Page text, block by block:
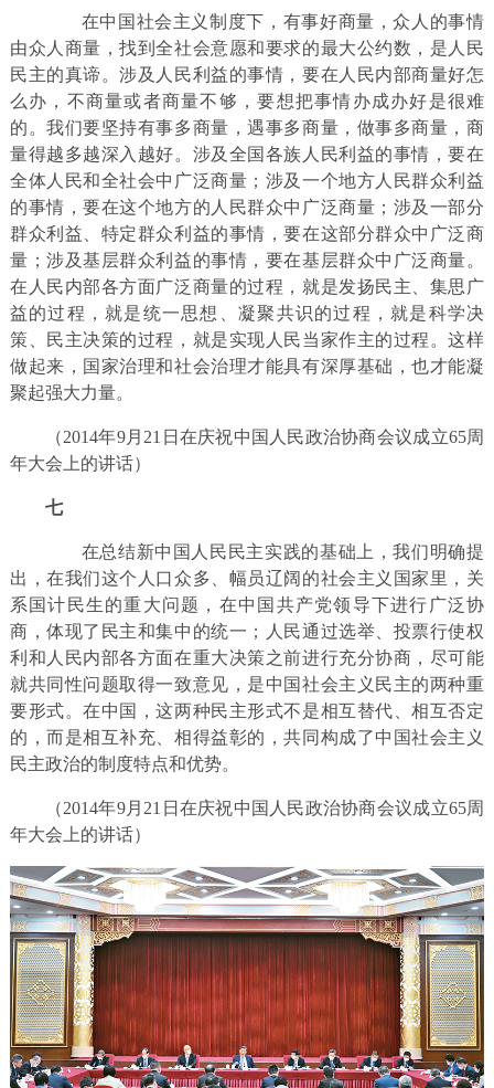
在中国社会主义制度下，有事好商量，众人的事情
由众人商量，找到全社会意愿和要求的最大公约数，是人民
民主的真谛。涉及人民利益的事情，要在人民内部商量好怎
么办，不商量或者商量不够，要想把事情办成办好是很难
的。我们要坚持有事多商量，遇事多商量，做事多商量，商
量得越多越深入越好。涉及全国各族人民利益的事情，要在
全体人民和全社会中广泛商量；涉及一个地方人民群众利益
的事情，要在这个地方的人民群众中广泛商量；涉及一部分
群众利益、特定群众利益的事情，要在这部分群众中广泛商
量；涉及基层群众利益的事情，要在基层群众中广泛商量。
在人民内部各方面广泛商量的过程，就是发扬民主、集思广
益的过程，就是统一思想、凝聚共识的过程，就是科学决
策、民主决策的过程，就是实现人民当家作主的过程。这样
做起来，国家治理和社会治理才能具有深厚基础，也才能凝
聚起强大力量。
（2014年9月21日在庆祝中国人民政治协商会议成立65周
年大会上的讲话）
七
在总结新中国人民民主实践的基础上，我们明确提
出，在我们这个人口众多、幅员辽阔的社会主义国家里，关
系国计民生的重大问题，在中国共产党领导下进行广泛协
商，体现了民主和集中的统一；人民通过选举、投票行使权
利和人民内部各方面在重大决策之前进行充分协商，尽可能
就共同性问题取得一致意见，是中国社会主义民主的两种重
要形式。在中国，这两种民主形式不是相互替代、相互否定
的，而是相互补充、相得益彰的，共同构成了中国社会主义
民主政治的制度特点和优势。
（2014年9月21日在庆祝中国人民政治协商会议成立65周
年大会上的讲话）